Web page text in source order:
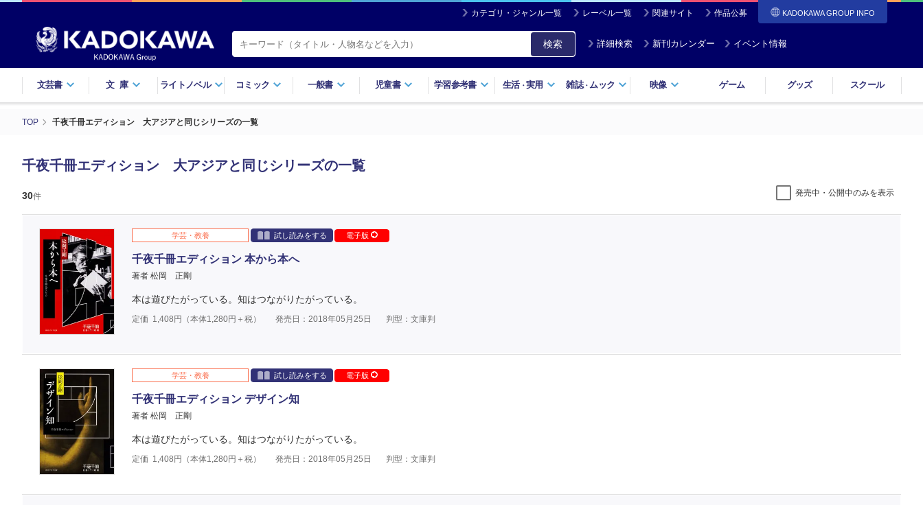
カテゴリ・ジャンル一覧 レーベル一覧 関連サイト 作品公募 KADOKAWA GROUP INFO
検索 詳細検索 新刊カレンダー イベント情報
文芸書 文庫 ライトノベル コミック 一般書 児童書 学習参考書 生活・実用 雑誌・ ムック 映像 ゲーム グッズ スクール
TOP 千夜千冊エディション 大アジアと同じシリーズの一覧
千夜千冊エディション 大アジアと同じシリーズの一覧
30件 発売中・公開中のみを表示
学芸・教養 試し読みをする 電子版
千夜千冊エディション 本から本へ
著者 松岡 正剛
本は遊びたがっている。知はつながりたがっている。
定価 1,408 円（本体1,280円＋税） 発売日：2018年05月25日 判型：文庫判
学芸・教養 試し読みをする 電子版
千夜千冊エディション デザイン知
著者 松岡 正剛
本は遊びたがっている。知はつながりたがっている。
定価 1,408 円（本体1,280円＋税） 発売日：2018年05月25日 判型：文庫判